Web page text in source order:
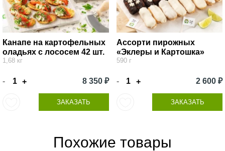
Канапе на картофельных
оладьях с лососем 42 шт.
1,68 кг
- + 8 350 ₽
ЗАКАЗАТЬ
Ассорти пирожных
«Эклеры и Картошка»
590 г
- + 2 600 ₽
ЗАКАЗАТЬ
Похожие товары